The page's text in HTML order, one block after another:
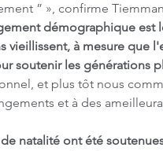
” », confirme
démographique est
vieillissent, à mesure que
soutenir les générations
et plus tôt nous
et à des
natalité ont été